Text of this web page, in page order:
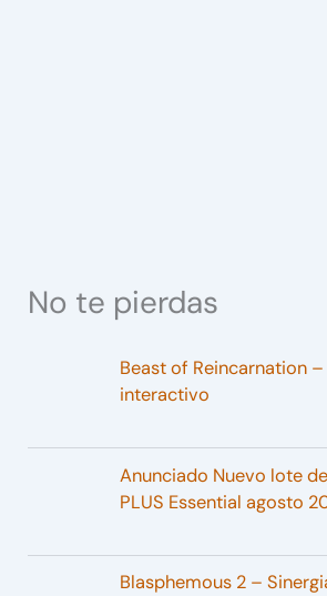
No te pierdas
Beast of Reincarnation
interactivo
Anunciado Nuevo lote
PLUS Essential agosto
Blasphemous 2 –